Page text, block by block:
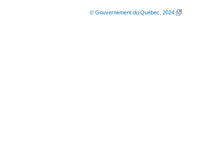
© Gouvernement du Québec, 2024